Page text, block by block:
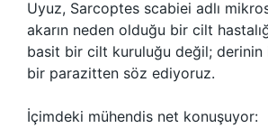
Uyuz, Sarcoptes scabiei adlı
akarın neden olduğu bir cilt
basit bir cilt kuruluğu değil; derinin
bir parazitten söz ediyoruz.
İçimdeki mühendis net konuşuyor: